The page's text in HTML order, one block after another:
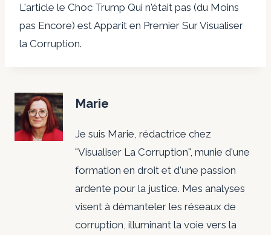
L'article le Choc Trump Qui n'était pas (du Moins
pas Encore) est Apparit en Premier Sur Visualiser
la Corruption.
Marie
Je suis Marie, rédactrice chez
"Visualiser La Corruption", munie d'une
formation en droit et d'une passion
ardente pour la justice. Mes analyses
visent à démanteler les réseaux de
corruption, illuminant la voie vers la